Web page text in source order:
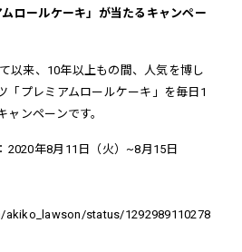
ロールケーキ」が当たるキャンペー
以来、10年以上もの間、人気を博し
「プレミアムロールケーキ」を毎日1
ンペーンです。
2020年8月11日（火）~8月15日
status/1292989110278